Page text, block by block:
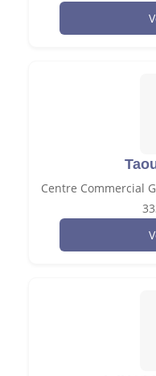
Centre Commercial